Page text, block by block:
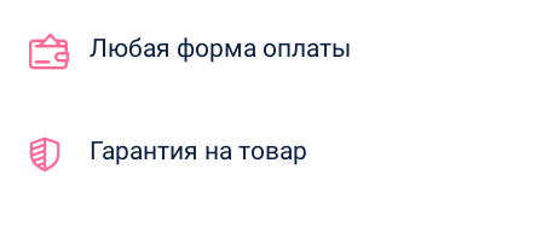
Любая форма оплаты
Гарантия на товар